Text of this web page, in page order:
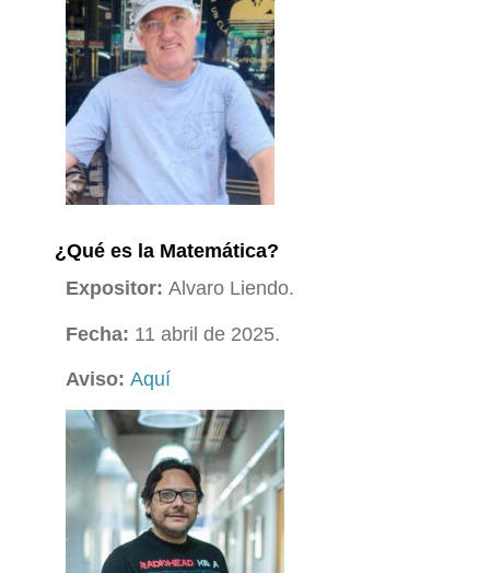
¿Qué es la Matemática?
Expositor: Alvaro Liendo.
Fecha: 11 abril de 2025.
Aviso: Aquí